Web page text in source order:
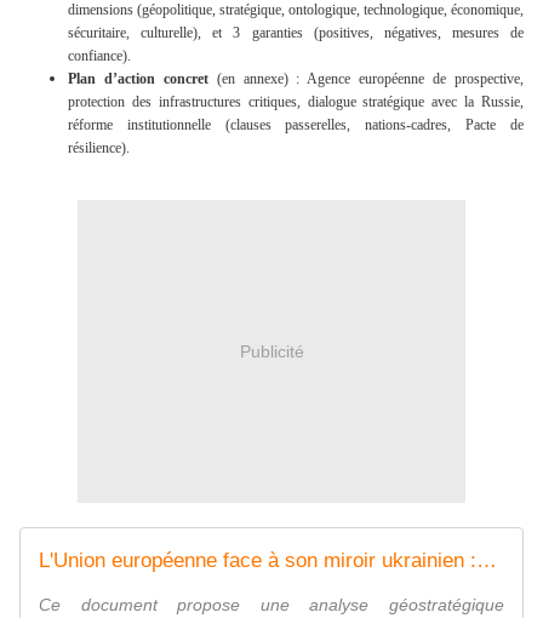
dimensions (géopolitique, stratégique, ontologique, technologique, économique,
sécuritaire, culturelle), et 3 garanties (positives, négatives, mesures de
confiance).
Plan d’action concret(en annexe) : Agence européenne de prospective,
protection des infrastructures critiques, dialogue stratégique avec la Russie,
réforme institutionnelle (clauses passerelles, nations-cadres, Pacte de
résilience).
Publicité
L'Union européenne face à son miroir ukrainien :Une analyse géostratégique approfondie des équilibres brisés et des vulnérabilités systémiques
Ce document propose une analyse géostratégique